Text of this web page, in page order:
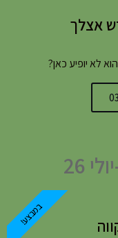
אצלך
לא יופיע כאן?
26
במבצע!